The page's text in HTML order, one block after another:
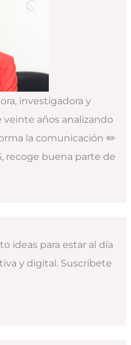
investigadora y
veinte años analizando
la comunicación ✏️
recoge buena parte de
ideas para estar al día
y digital. Suscríbete